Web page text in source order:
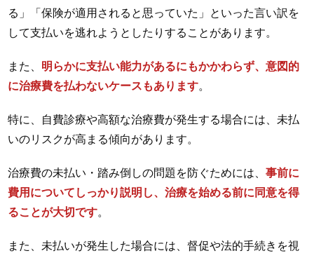
る」「保険が適用されると思っていた」といった言い訳を
して支払いを逃れようとしたりすることがあります。
また、 明らかに支払い能力があるにもかかわらず、意図的
に治療費を払わないケースもあります。
特に、自費診療や高額な治療費が発生する場合には、未払
いのリスクが高まる傾向があります。
治療費の未払い・踏み倒しの問題を防ぐためには、事前に
費用についてしっかり説明し、治療を始める前に同意を得
ることが大切です。
また、未払いが発生した場合には、督促や法的手続きを視